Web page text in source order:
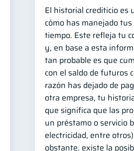
El historial crediticio es
cómo has manejado
tiempo. Este refleja tu
y, en base a esta
tan probable es que
con el saldo de futuros
razón has dejado de
otra empresa, tu
que significa que las
un préstamo o servicio
electricidad, entre
obstante, existe la